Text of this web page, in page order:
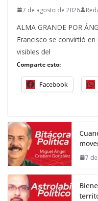
7 de agosto de 2026
ALMA GRANDE POR
Francisco se convirtió
visibles del
Comparte esto:
Facebook
7